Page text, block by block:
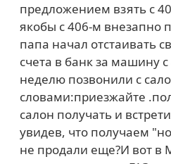
предложением взять с
якобы с 406-м внезапно
папа начал отстаивать
счета в банк за машину
неделю позвонили с
словами:приезжайте
салон получать и
увидев, что получаем
не продали еще?И вот в